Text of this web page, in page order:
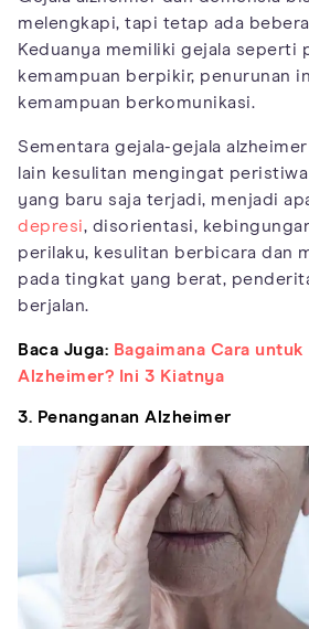
melengkapi, tapi tetap ada
Keduanya memiliki gejala seperti
kemampuan berpikir, penurunan
kemampuan berkomunikasi.
Sementara gejala-gejala
lain kesulitan mengingat
yang baru saja terjadi, menjadi
depresi, disorientasi,
perilaku, kesulitan berbicara dan
pada tingkat yang berat,
berjalan.
Baca Juga: Bagaimana Cara
Alzheimer? Ini 3 Kiatnya
3. Penanganan Alzheimer